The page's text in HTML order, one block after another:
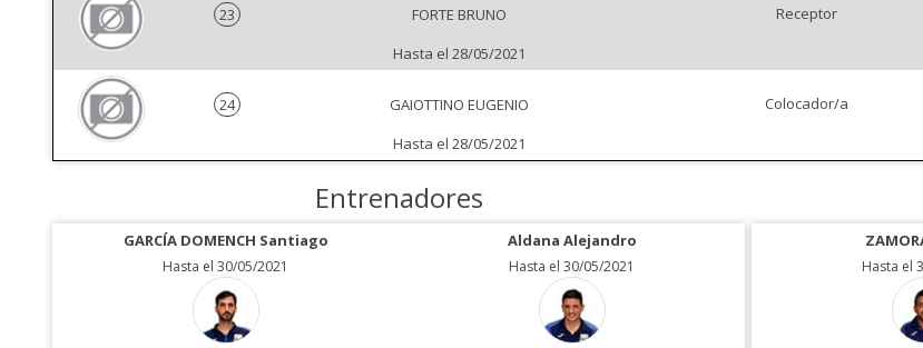
23
FORTE BRUNO
Hasta el 28/05/2021
Receptor
24
GAIOTTINO EUGENIO
Hasta el 28/05/2021
Colocador/a
Entrenadores
GARCÍA DOMENCH Santiago
Hasta el 30/05/2021
Aldana Alejandro
Hasta el 30/05/2021 Hasta el